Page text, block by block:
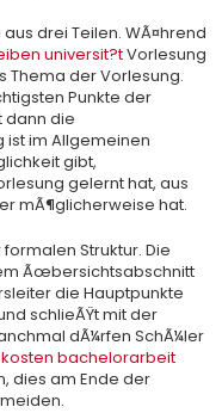
drei Teilen. WÃ¤hrend
universit?tVorlesung
Thema der Vorlesung.
Punkte der
dann die
ist im Allgemeinen
gibt,
gelernt hat, aus
mÃ¶glicherweise hat.
Struktur. Die
Ãœbersichtsabschnitt
die Hauptpunkte
schlieÃŸt mit der
dÃ¼rfen SchÃ¼ler
kosten bachelorarbeit
dies am Ende der